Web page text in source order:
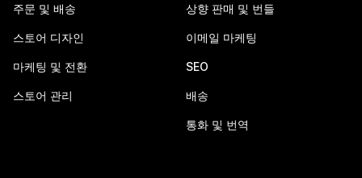
주문 및 배송
스토어 디자인
마케팅 및 전환
스토어 관리
상향 판매 및 번들
이메일 마케팅
SEO
배송
통화 및 번역